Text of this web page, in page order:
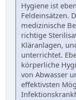
Hygiene ist
Feldeinsätzen.
medizinische
richtige
Kläranlagen,
unterrichtet.
körperliche
von Abwasser
effektivsten